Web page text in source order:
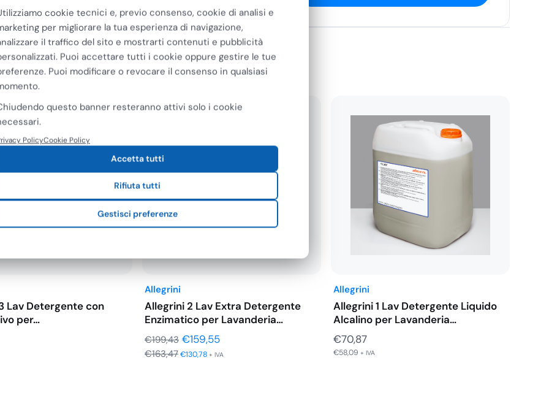
Lav Detergente con
per…
Allegrini
Allegrini 2 Lav Extra Detergente
Enzimatico per Lavanderia…
€199,43 Il
prezzo
€159,55Il
prezzo
€163,47€130,78 + IVA
Allegrini
Allegrini 1 Lav Detergente Liquido
Alcalino per Lavanderia…
€70,87
€58,09 + IVA
cookie tecnici e, previo consenso, cookie di analisi e
per migliorare la tua esperienza di navigazione,
il traffico del sito e mostrarti contenuti e pubblicità
Puoi accettare tutti i cookie oppure gestire le tue
Puoi modificare o revocare il consenso in qualsiasi
questo banner resteranno attivi solo i cookie
PolicyCookie Policy
Accetta tutti
Rifiuta tutti
Gestisci preferenze